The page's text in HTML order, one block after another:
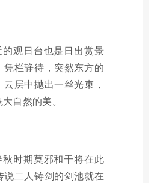
观日台也是日出赏景
凭栏静待，突然东方的
层中抛出一丝光束，
自然的美。
时期莫邪和干将在此
说二人铸剑的剑池就在